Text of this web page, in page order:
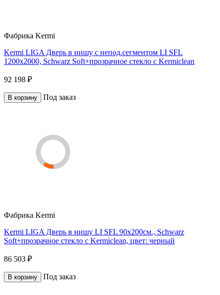
Фабрика Kermi
Kermi LIGA Дверь в нишу c непод.сегментом LI SFL
1200x2000, Schwarz Soft+прозрачное стекло с Kermiclean
92 198 ₽
В корзину Под заказ
Фабрика Kermi
Kermi LIGA Дверь в нишу LI SFL 90x200см., Schwarz
Soft+прозрачное стекло с Kermiclean, цвет: черный
86 503 ₽
В корзину Под заказ